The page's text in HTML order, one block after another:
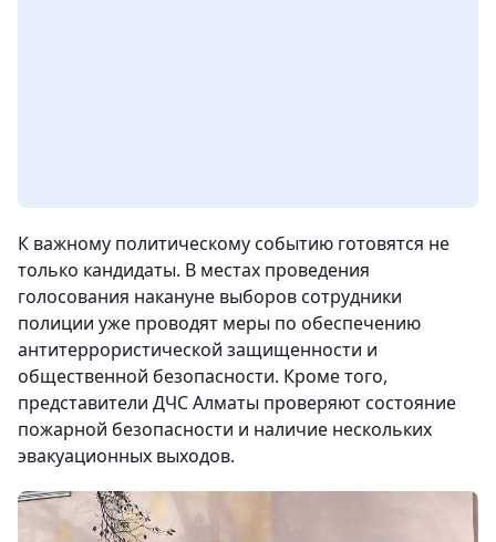
К важному политическому событию готовятся не
только кандидаты. В местах проведения
голосования накануне выборов сотрудники
полиции уже проводят меры по обеспечению
антитеррористической защищенности и
общественной безопасности. Кроме того,
представители ДЧС Алматы проверяют состояние
пожарной безопасности и наличие нескольких
эвакуационных выходов.